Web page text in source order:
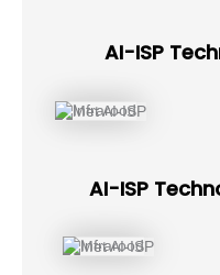
AI-ISP
AI-ISP